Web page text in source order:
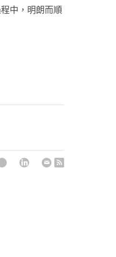
中，明朗而順